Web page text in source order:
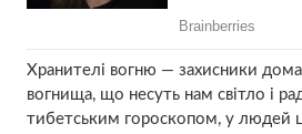
Хранителі вогню — захисники
вогнища, що несуть нам світло і
тибетським гороскопом, у людей